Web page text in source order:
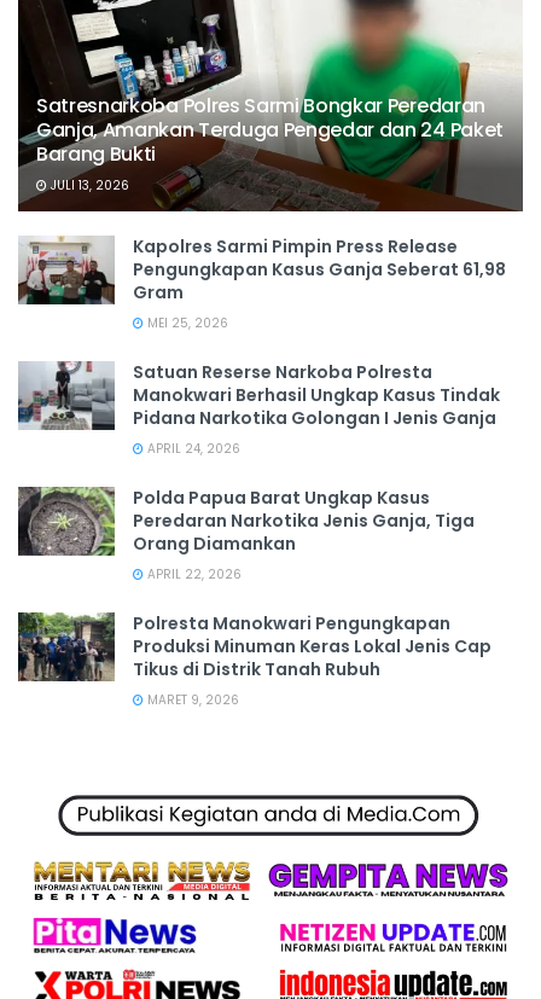
Satresnarkoba Polres Sarmi Bongkar Peredaran
Ganja, Amankan Terduga Pengedar dan 24 Paket
Barang Bukti
JULI 13, 2026
Kapolres Sarmi Pimpin Press Release
Pengungkapan Kasus Ganja Seberat 61,98
Gram
MEI 25, 2026
Satuan Reserse Narkoba Polresta
Manokwari Berhasil Ungkap Kasus Tindak
Pidana Narkotika Golongan I Jenis Ganja
APRIL 24, 2026
Polda Papua Barat Ungkap Kasus
Peredaran Narkotika Jenis Ganja, Tiga
Orang Diamankan
APRIL 22, 2026
Polresta Manokwari Pengungkapan
Produksi Minuman Keras Lokal Jenis Cap
Tikus di Distrik Tanah Rubuh
MARET 9, 2026